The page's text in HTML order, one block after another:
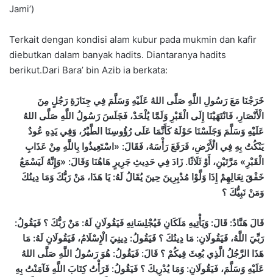
Jami’)
Terkait dengan kondisi alam kubur pada mukmin dan kafir
diebutkan dalam banyak hadits. Diantaranya hadits
berikut.Dari Bara’ bin Azib ia berkata:
خَرَجْنَا مَعَ رَسُولِ اللَّهِ صَلَّى اللهُ عَلَيْهِ وَسَلَّمَ فِي جِنَازَةِ رَجُلٍ مِنَ
الْأَنْصَارِ، فَانْتَهَيْنَا إِلَى الْقَبْرِ وَلَمَّا يُلْحَدْ، فَجَلَسَ رَسُولُ اللَّهِ صَلَّى اللهُ
عَلَيْهِ وَسَلَّمَ وَجَلَسْنَا حَوْلَهُ كَأَنَّمَا عَلَى رُؤُوسِنَا الطَّيْرُ، وَفِي يَدِهِ عُودٌ
يَنْكُتُ بِهِ فِي الْأَرْضِ، فَرَفَعَ رَأْسَهُ، فَقَالَ: «اسْتَعِيذُوا بِاللَّهِ مِنْ عَذَابِ
الْقَبْرِ» مَرَّتَيْنِ، أَوْ ثَلَاثًا. زَادَ فِي حَدِيثِ جَرِيرٍ هَاهُنَا وَقَالَ: «وَإِنَّهُ لَيَسْمَعُ
خَفْقَ نِعَالِهِمْ إِذَا وَلَّوْا مُدْبِرِينَ حِينَ يُقَالُ لَهُ: يَا هَذَا، مَنْ رَبُّكَ وَمَا دِينُكَ
وَمَنْ نَبِيُّكَ ؟
قَالَ هَنَّادٌ: قَالَ: وَيَأْتِيهِ مَلَكَانِ فَيُجْلِسَانِهِ فَيَقُولَانِ لَهُ: مَنْ رَبُّكَ ؟ فَيَقُولُ:
رَبِّيَ اللَّهُ، فَيَقُولَانِ: مَا دِينُكَ ؟ فَيَقُولُ: دِينِيَ الْإِسْلَامُ، فَيَقُولَانِ لَهُ: مَا
هَذَا الرَّجُلُ الَّذِي بُعِثَ فِيكُمْ ؟ قَالَ: فَيَقُولُ: هُوَ رَسُولُ اللَّهِ صَلَّى اللهُ
عَلَيْهِ وَسَلَّمَ، فَيَقُولَانِ: وَمَا يُدْرِيكَ ؟ فَيَقُولُ: قَرَأْتُ كِتَابَ اللَّهِ فَآمَنْتُ بِهِ